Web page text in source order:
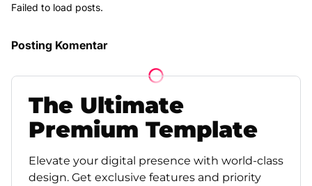
Failed to load posts.
Posting Komentar
The Ultimate
Premium Template
Elevate your digital presence with world-class
design. Get exclusive features and priority